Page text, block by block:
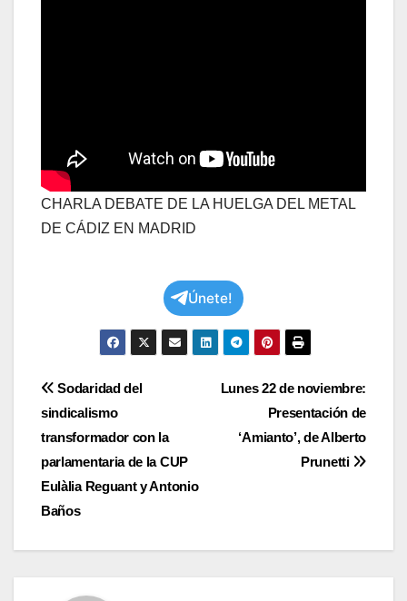
CHARLA DEBATE DE LA HUELGA DEL METAL
DE CÁDIZ EN MADRID
Únete!
Navegación
de
entradas
Lunes 22 de noviembre:
Presentación de
‘Amianto’, de Alberto
Prunetti
Sodaridad del
sindicalismo
transformador con la
parlamentaria de la CUP
Eulàlia Reguant y Antonio
Baños